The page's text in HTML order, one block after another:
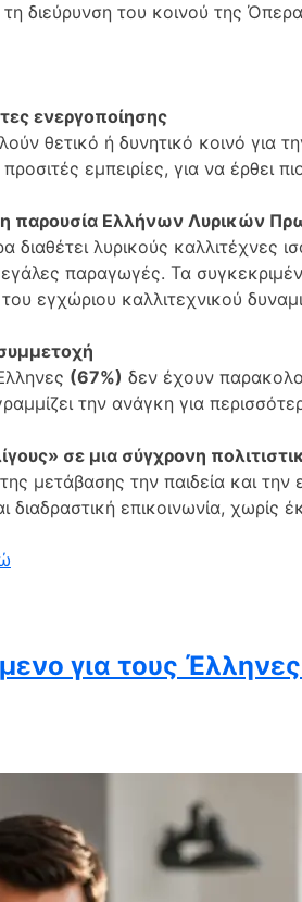
τη διεύρυνση του κοινού της
ενεργοποίησης
θετικό ή δυνητικό κοινό
εμπειρίες, για να
παρουσία Ελλήνων Λυρικών
λυρικούς καλλιτέχνες
παραγωγές. Τα
εγχώριου καλλιτεχνικού
(67%) δεν έχουν
την ανάγκη για
σε μια σύγχρονη
μετάβασης την παιδεία και
επικοινωνία, χωρίς
για τους